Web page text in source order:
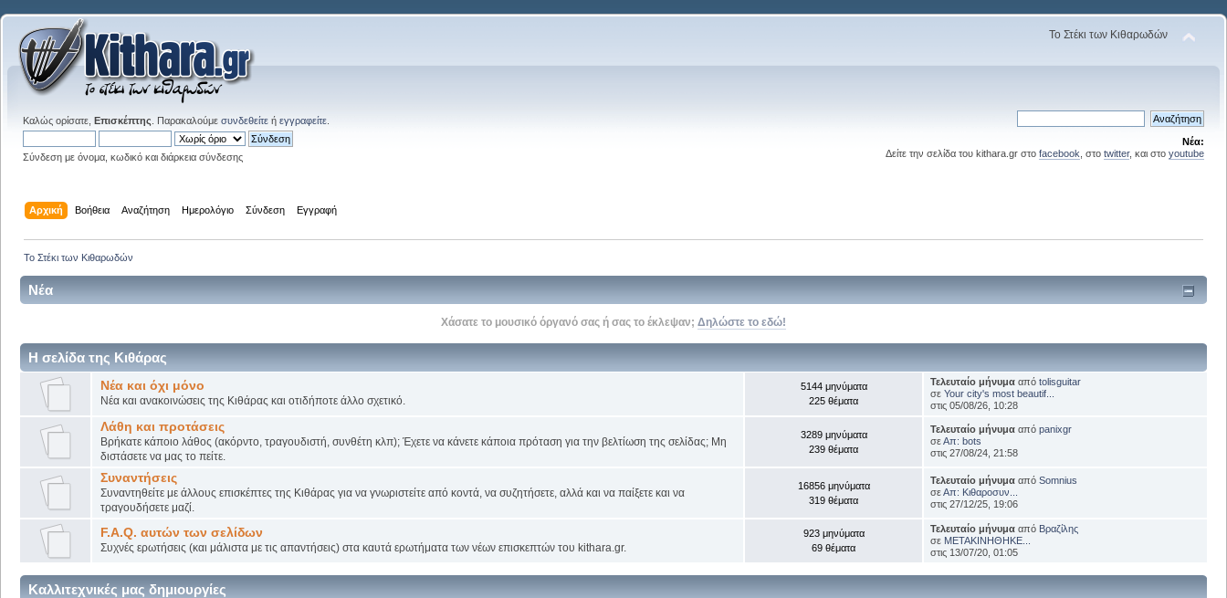
Το Στέκι των Κιθαρωδών
Καλώς ορίσατε, Επισκέπτης . Παρακαλούμε συνδεθείτε ή εγγραφείτε
Σύνδεση με όνομα, κωδικό και διάρκεια σύνδεσης
Νέα:
Δείτε την σελίδα του kithara.gr στο facebook , στο twitter, και στο youtube
Αρχική Βοήθεια Αναζήτηση Ημερολόγιο Σύνδεση Εγγραφή
Το Στέκι των Κιθαρωδών
Νέα
Δείτε την σελίδα του kithara.gr στοfacebook, στοtwitter, και στο youtube
Η σελίδα της Κιθάρας
Νέα και όχι μόνο
Νέα και ανακοινώσεις της Κιθάρας και οτιδήποτε άλλο σχετικό.
5144 μηνύματα
225 θέματα
Τελευταίο μήνυμα απόtolisguitar
σεYour city's most beautif...
στις 05/08/26, 10:28
Λάθη και προτάσεις
Βρήκατε κάποιο λάθος (ακόρντο, τραγουδιστή, συνθέτη κλπ); Έχετε να κάνετε κάποια πρόταση για την βελτίωση της σελίδας; Μη
διστάσετε να μας το πείτε.
3289 μηνύματα
239 θέματα
Τελευταίο μήνυμα απόpanixgr
σεΑπ: bots
στις 27/08/24, 21:58
Συναντήσεις
Συναντηθείτε με άλλους επισκέπτες της Κιθάρας για να γνωριστείτε από κοντά, να συζητήσετε, αλλά και να παίξετε και να
τραγουδήσετε μαζί.
16856 μηνύματα
319 θέματα
Τελευταίο μήνυμα απόSomnius
σεΑπ: Κιθαροσυν...
στις 27/12/25, 19:06
F.A.Q. αυτών των σελίδων
Συχνές ερωτήσεις (και μάλιστα με τις απαντήσεις) στα καυτά ερωτήματα των νέων επισκεπτών του kithara.gr.
923 μηνύματα
69 θέματα
Τελευταίο μήνυμα από Βραζίλης
σε ΜΕΤΑΚΙΝΗΘΗΚΕ...
στις 13/07/20, 01:05
Καλλιτεχνικές μας δημιουργίες